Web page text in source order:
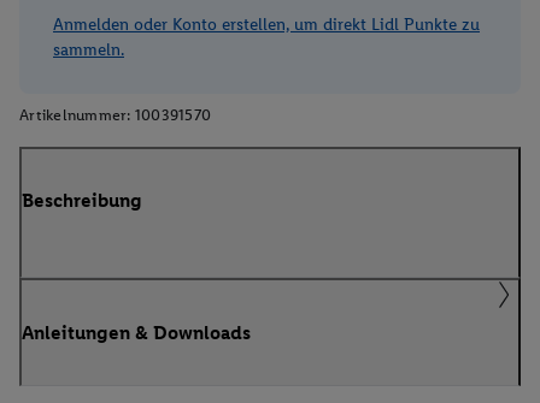
Anmelden oder Konto erstellen, um direkt Lidl Punkte zu
sammeln.
Artikelnummer: 100391570
Beschreibung
Anleitungen & Downloads